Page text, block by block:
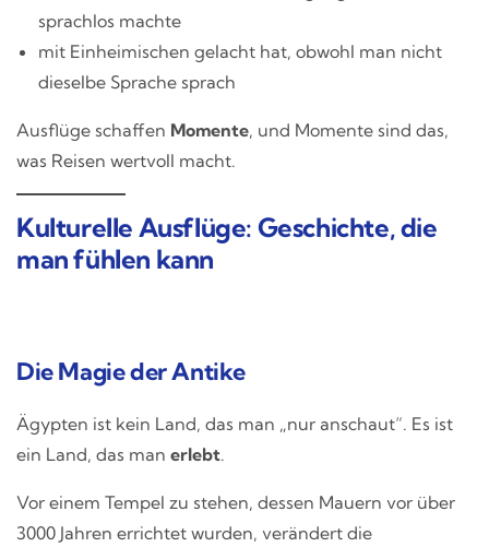
sprachlos machte
mit Einheimischen gelacht hat, obwohl man nicht
dieselbe Sprache sprach
Ausflüge schaffen Momente, und Momente sind das,
was Reisen wertvoll macht.
Kulturelle Ausflüge: Geschichte, die
man fühlen kann
Die Magie der Antike
Ägypten ist kein Land, das man „nur anschaut“. Es ist
ein Land, das man erlebt.
Vor einem Tempel zu stehen, dessen Mauern vor über
3000 Jahren errichtet wurden, verändert die